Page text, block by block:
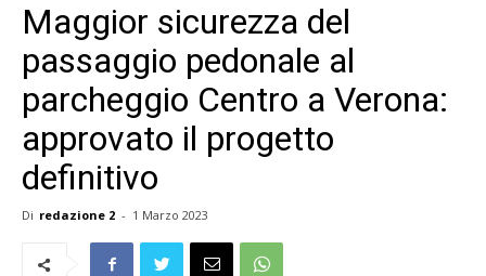
Maggior sicurezza del
passaggio pedonale al
parcheggio Centro a Verona:
approvato il progetto
definitivo
Di redazione 2 - 1 Marzo 2023